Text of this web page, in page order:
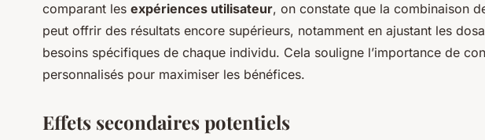
comparant les expériences utilisateur, on constate que la combinaison
peut offrir des résultats encore supérieurs, notamment en ajustant les
besoins spécifiques de chaque individu. Cela souligne l’importance de
personnalisés pour maximiser les bénéfices.
Effets secondaires potentiels